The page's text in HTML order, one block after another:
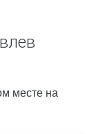
месте на